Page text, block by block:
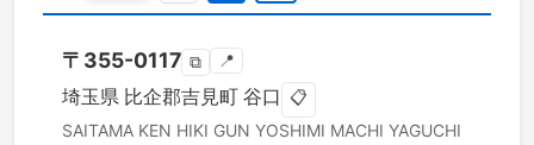
〒 355-0117 ⧉ 📍
埼玉県 比企郡吉見町 谷口 📋
SAITAMA KEN HIKI GUN YOSHIMI MACHI YAGUCHI